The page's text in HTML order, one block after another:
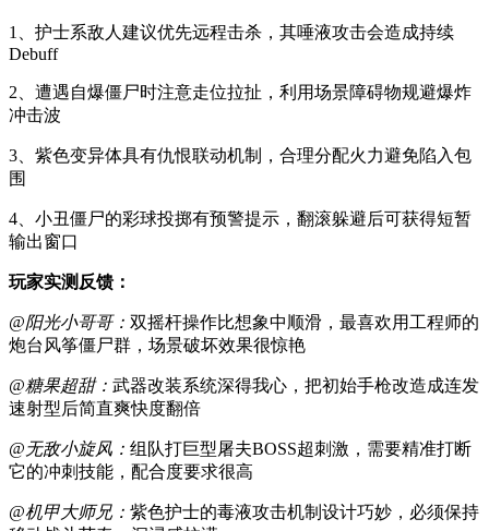
1、护士系敌人建议优先远程击杀，其唾液攻击会造成持续
Debuff
2、遭遇自爆僵尸时注意走位拉扯，利用场景障碍物规避爆炸
冲击波
3、紫色变异体具有仇恨联动机制，合理分配火力避免陷入包
围
4、小丑僵尸的彩球投掷有预警提示，翻滚躲避后可获得短暂
输出窗口
玩家实测反馈：
@阳光小哥哥： 双摇杆操作比想象中顺滑，最喜欢用工程师的
炮台风筝僵尸群，场景破坏效果很惊艳
@糖果超甜： 武器改装系统深得我心，把初始手枪改造成连发
速射型后简直爽快度翻倍
@无敌小旋风： 组队打巨型屠夫BOSS超刺激，需要精准打断
它的冲刺技能，配合度要求很高
@机甲大师兄： 紫色护士的毒液攻击机制设计巧妙，必须保持